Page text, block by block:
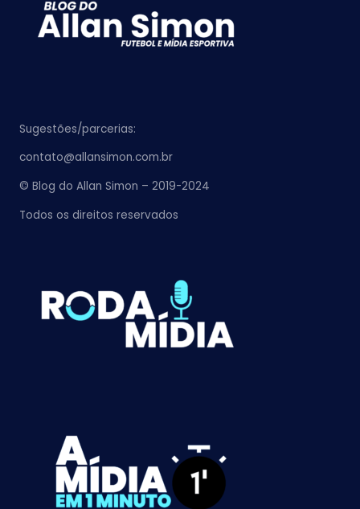
Sugestões/parcerias:
contato@allansimon.com.br
© Blog do Allan Simon – 2019-2024
Todos os direitos reservados